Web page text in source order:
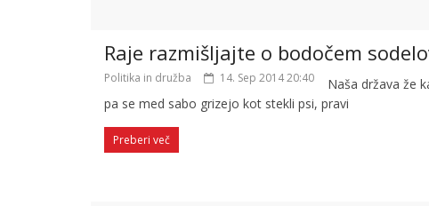
Raje razmišljajte o bodočem
Politika in družba 14. Sep 2014 20:40
Naša država že
pa se med sabo grizejo kot stekli psi, pravi
Preberi več